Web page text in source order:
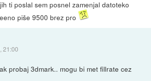
ti poslal sem posnel zamenjal datoteko
piše 9500 brez pro
21:00
probaj 3dmark.. mogu bi met fillrate cez